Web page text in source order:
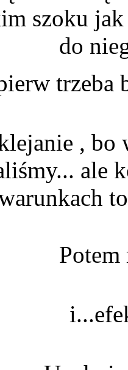
szoku
do
trzeba
, bo
ale